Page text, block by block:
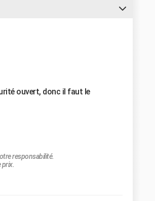
ouvert, donc il faut le
responsabilité.
prix.